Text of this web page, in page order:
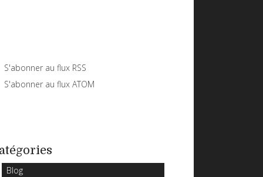
S'abonner au flux RSS
S'abonner au flux ATOM
Blog